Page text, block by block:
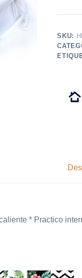
SKU:
* Practico